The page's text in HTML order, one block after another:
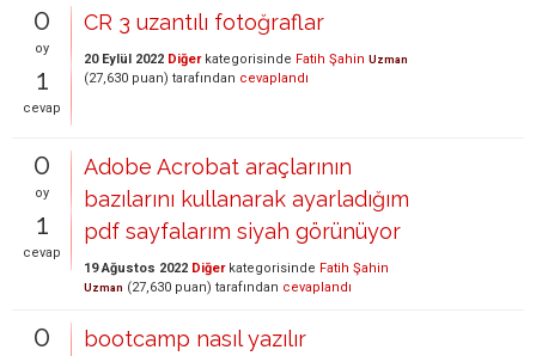
0
oy
1
cevap
CR 3 uzantılı fotoğraflar
20 Eylül 2022 Diğerkategorisinde Fatih Şahin Uzman
(27,630 puan) tarafından cevaplandı
0
oy
1
cevap
Adobe Acrobat araçlarının
bazılarını kullanarak ayarladığım
pdf sayfalarım siyah görünüyor
19 Ağustos 2022 Diğerkategorisinde Fatih Şahin
Uzman (27,630 puan) tarafından cevaplandı
0 bootcamp nasıl yazılır